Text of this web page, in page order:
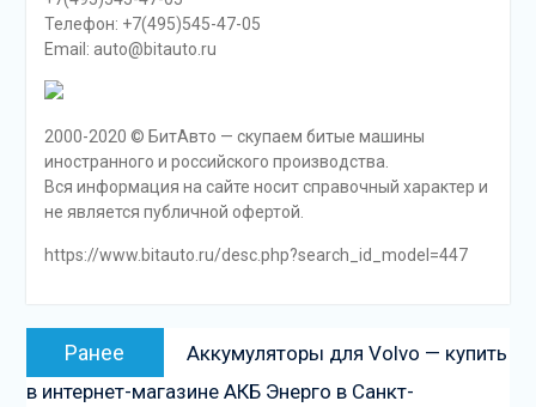
Телефон: +7(495)545-47-05
Email: auto@bitauto.ru
2000-2020 © БитАвто — скупаем битые машины
иностранного и российского производства.
Вся информация на сайте носит справочный характер и
не является публичной офертой.
https://www.bitauto.ru/desc.php?search_id_model=447
Навигация
Ранее
Предыдущая
запись:
Аккумуляторы для Volvo — купить
в интернет-магазине АКБ Энерго в Санкт-